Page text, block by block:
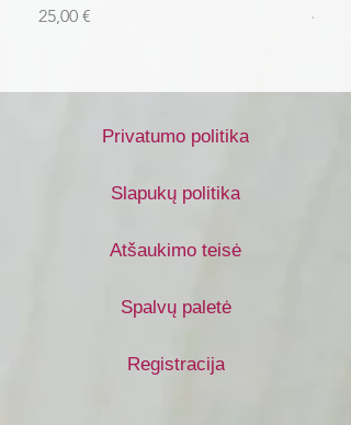
Kaina
25,00 €
Kaina
43,56
Privatumo politika
Slapukų politika
Atšaukimo teisė
Spalvų paletė
Registracija